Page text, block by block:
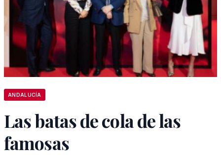
ANDALUCÍA
Las batas de cola de las
famosas